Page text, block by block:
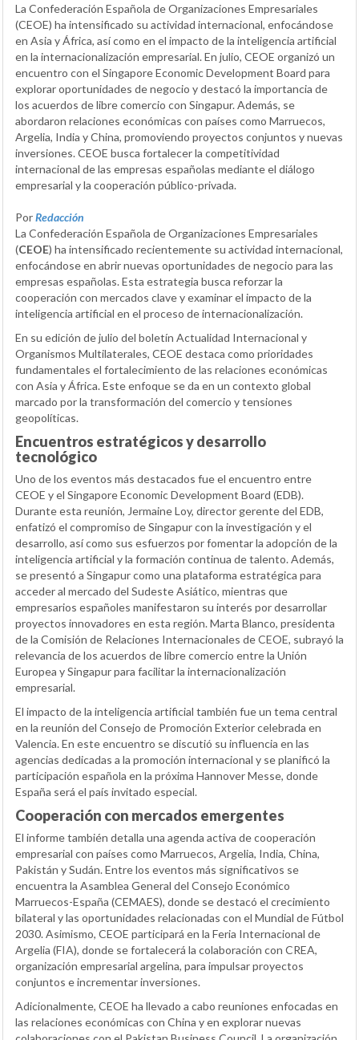
La Confederación Española de Organizaciones Empresariales
(CEOE) ha intensificado su actividad internacional, enfocándose
en Asia y África, así como en el impacto de la inteligencia artificial
en la internacionalización empresarial. En julio, CEOE organizó un
encuentro con el Singapore Economic Development Board para
explorar oportunidades de negocio y destacó la importancia de
los acuerdos de libre comercio con Singapur. Además, se
abordaron relaciones económicas con países como Marruecos,
Argelia, India y China, promoviendo proyectos conjuntos y nuevas
inversiones. CEOE busca fortalecer la competitividad
internacional de las empresas españolas mediante el diálogo
empresarial y la cooperación público-privada.
PorRedacción
La Confederación Española de Organizaciones Empresariales
(CEOE) ha intensificado recientemente su actividad internacional,
enfocándose en abrir nuevas oportunidades de negocio para las
empresas españolas. Esta estrategia busca reforzar la
cooperación con mercados clave y examinar el impacto de la
inteligencia artificial en el proceso de internacionalización.
En su edición de julio del boletín Actualidad Internacional y
Organismos Multilaterales, CEOE destaca como prioridades
fundamentales el fortalecimiento de las relaciones económicas
con Asia y África. Este enfoque se da en un contexto global
marcado por la transformación del comercio y tensiones
geopolíticas.
Encuentros estratégicos y desarrollo
tecnológico
Uno de los eventos más destacados fue el encuentro entre
CEOE y el Singapore Economic Development Board (EDB).
Durante esta reunión, Jermaine Loy, director gerente del EDB,
enfatizó el compromiso de Singapur con la investigación y el
desarrollo, así como sus esfuerzos por fomentar la adopción de la
inteligencia artificial y la formación continua de talento. Además,
se presentó a Singapur como una plataforma estratégica para
acceder al mercado del Sudeste Asiático, mientras que
empresarios españoles manifestaron su interés por desarrollar
proyectos innovadores en esta región. Marta Blanco, presidenta
de la Comisión de Relaciones Internacionales de CEOE, subrayó la
relevancia de los acuerdos de libre comercio entre la Unión
Europea y Singapur para facilitar la internacionalización
empresarial.
El impacto de la inteligencia artificial también fue un tema central
en la reunión del Consejo de Promoción Exterior celebrada en
Valencia. En este encuentro se discutió su influencia en las
agencias dedicadas a la promoción internacional y se planificó la
participación española en la próxima Hannover Messe, donde
España será el país invitado especial.
Cooperación con mercados emergentes
El informe también detalla una agenda activa de cooperación
empresarial con países como Marruecos, Argelia, India, China,
Pakistán y Sudán. Entre los eventos más significativos se
encuentra la Asamblea General del Consejo Económico
Marruecos-España (CEMAES), donde se destacó el crecimiento
bilateral y las oportunidades relacionadas con el Mundial de Fútbol
2030. Asimismo, CEOE participará en la Feria Internacional de
Argelia (FIA), donde se fortalecerá la colaboración con CREA,
organización empresarial argelina, para impulsar proyectos
conjuntos e incrementar inversiones.
Adicionalmente, CEOE ha llevado a cabo reuniones enfocadas en
las relaciones económicas con China y en explorar nuevas